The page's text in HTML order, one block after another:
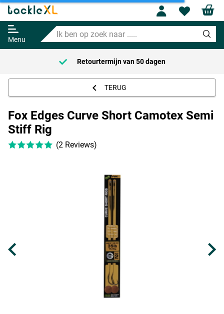
Menu
Ik
ben
op
zoek
naar
Profile
Fox Edges Curve Short Camotex
Semi Stiff Rig
Adviesprijs
5.99
5.49
Retourtermijn van 50 dagen
TERUG
Fox Edges Curve Short Camotex Semi
Stiff Rig
(2 Reviews)